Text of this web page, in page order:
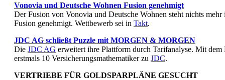
Vonovia und Deutsche Wohnen Fusion genehmigt
Der Fusion von Vonovia und Deutsche Wohnen steht nichts
Fusion genehmigt. Wettbewerb sei in Takt.
JDC AG schließt Puzzle mit MORGEN & MORGEN
Die JDC AG erweitert ihre Plattform durch Tarifanalyse. Mit
erstmals 10 Versicherungsmathematiker zu JDC.
VERTRIEBE FÜR GOLDSPARPLÄNE GESUCHT